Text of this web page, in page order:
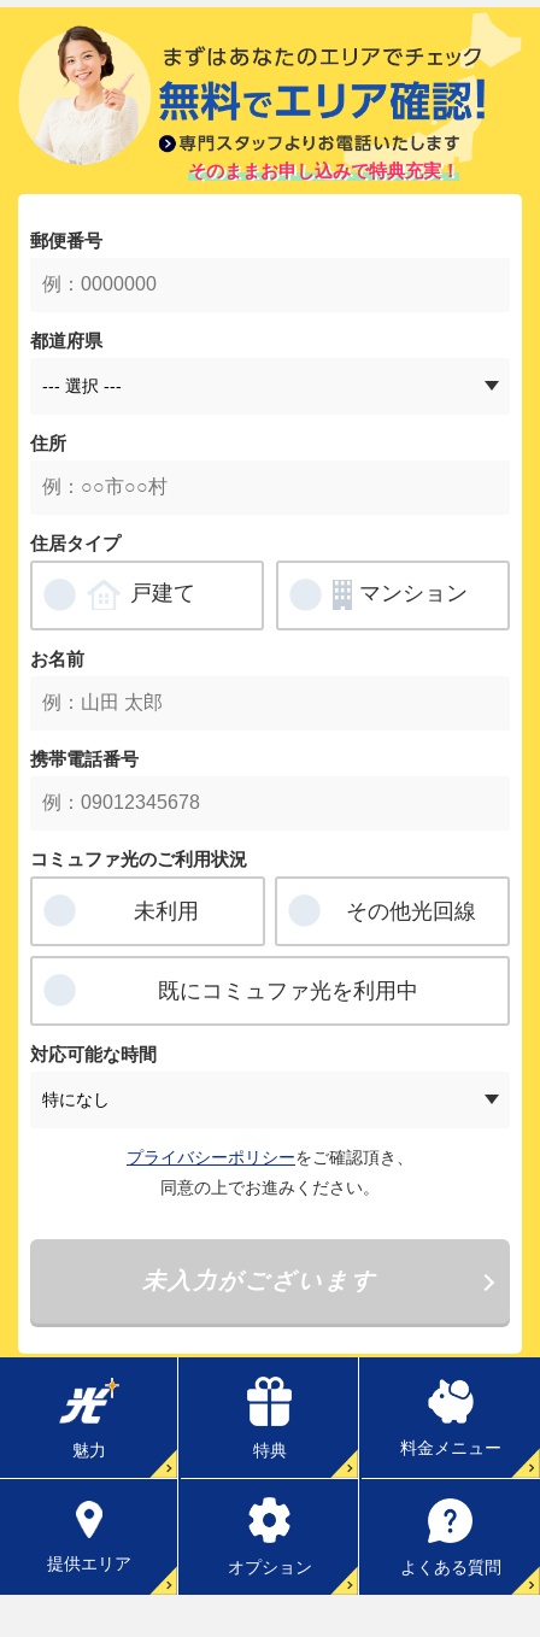
魅力 特典 料金メニュー
提供エリア オプション よくある質問